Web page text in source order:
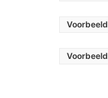
Voorbeeld
Voorbeeld